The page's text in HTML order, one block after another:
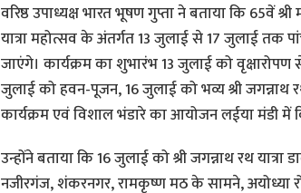
वरिष्ठ उपाध्यक्ष भारत भूषण गुप्ता ने बताया कि 65वें
यात्रा महोत्सव के अंतर्गत 13 जुलाई से 17 जुलाई तक
जाएंगे। कार्यक्रम का शुभारंभ 13 जुलाई को
जुलाई को हवन-पूजन, 16 जुलाई को भव्य श्री जगन्नाथ
कार्यक्रम एवं विशाल भंडारे का आयोजन लईया मंडी में
उन्होंने बताया कि 16 जुलाई को श्री जगन्नाथ रथ यात्रा
नजीरगंज, शंकरनगर, रामकृष्ण मठ के सामने, अयोध्या